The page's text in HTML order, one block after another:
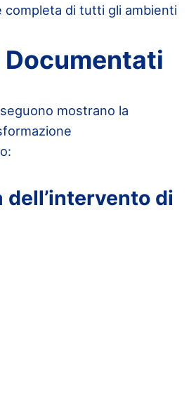
completa di tutti gli ambienti
mostrano la
dell’intervento di